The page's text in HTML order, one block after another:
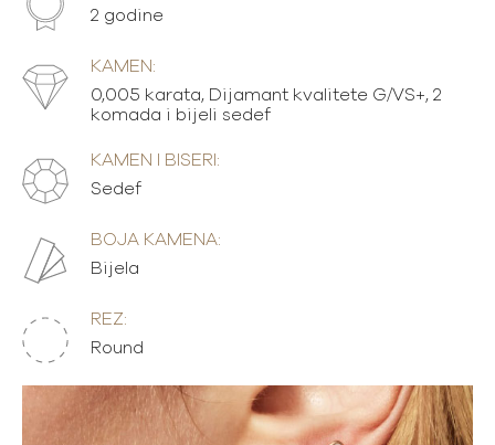
2 godine
KAMEN:
0,005 karata, Dijamant kvalitete G/VS+, 2
komada i bijeli sedef
KAMEN I BISERI:
Sedef
BOJA KAMENA:
Bijela
REZ:
Round